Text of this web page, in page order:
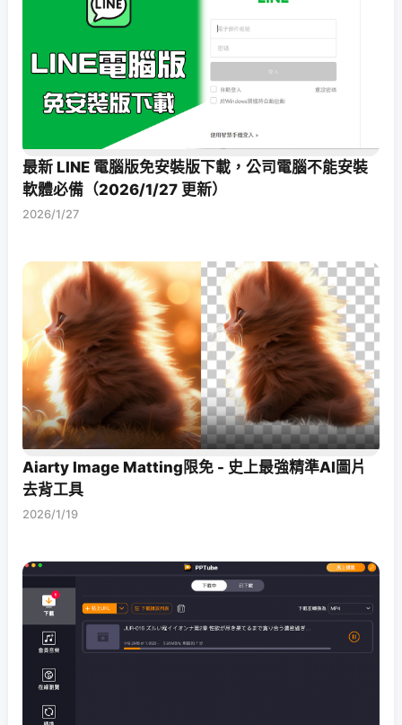
最新 LINE 電腦版免安裝版下載，公司電腦不能安裝
軟體必備（2026/1/27 更新）
2026/1/27
Aiarty Image Matting限免 - 史上最強精準AI圖片
去背工具
2026/1/19